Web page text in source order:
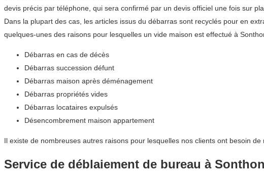
devis précis par téléphone, qui sera confirmé par un devis officiel une fois sur
Dans la plupart des cas, les articles issus du débarras sont recyclés pour en
quelques-unes des raisons pour lesquelles un vide maison est effectué à
Débarras en cas de décès
Débarras succession défunt
Débarras maison après déménagement
Débarras propriétés vides
Débarras locataires expulsés
Désencombrement maison appartement
Il existe de nombreuses autres raisons pour lesquelles nos clients ont besoin
Service de déblaiement de bureau à